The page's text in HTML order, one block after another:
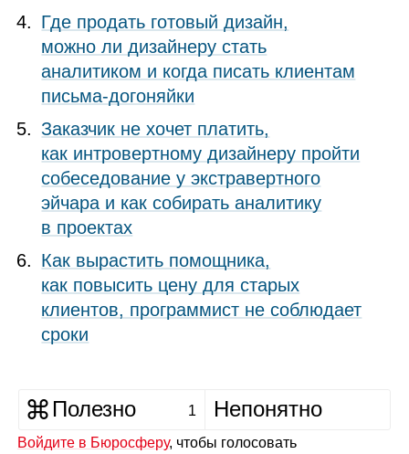
Где продать готовый дизайн,
можно ли дизайнеру стать
аналитиком и когда писать клиентам
письма-догоняйки
Заказчик не хочет платить,
как интровертному дизайнеру пройти
собеседование у экстравертного
эйчара и как собирать аналитику
в проектах
Как вырастить помощника,
как повысить цену для старых
клиентов, программист не соблюдает
сроки
Полезно 1 Непонятно
Войдите в Бюросферу, чтобы голосовать